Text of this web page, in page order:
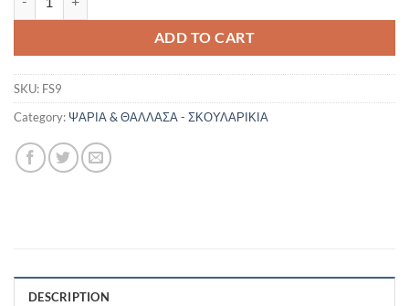
ADD TO CART
SKU: FS9
Category: ΨΑΡΙΑ & ΘΑΛΛΑΣΑ - ΣΚΟΥΛΑΡΙΚΙΑ
DESCRIPTION